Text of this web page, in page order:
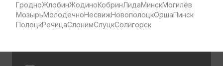
ГродноЖлобинЖодиноКобринЛидаМинскМогилёв
МозырьМолодечноНесвижНовополоцкОршаПинск
ПолоцкРечицаСлонимСлуцкСолигорск